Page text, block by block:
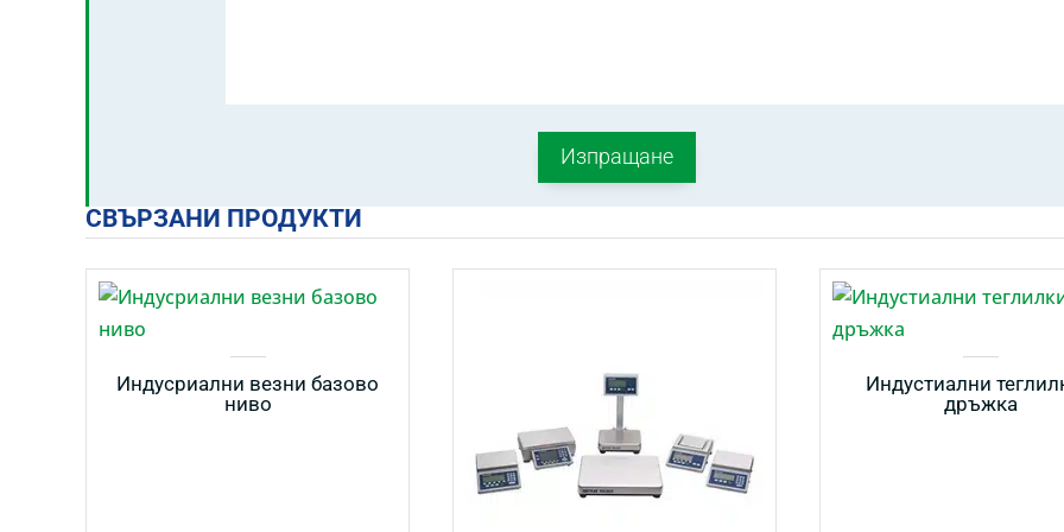
СВЪРЗАНИ ПРОДУКТИ
Индусриални везни базово
ниво
Индустиални
дръжка